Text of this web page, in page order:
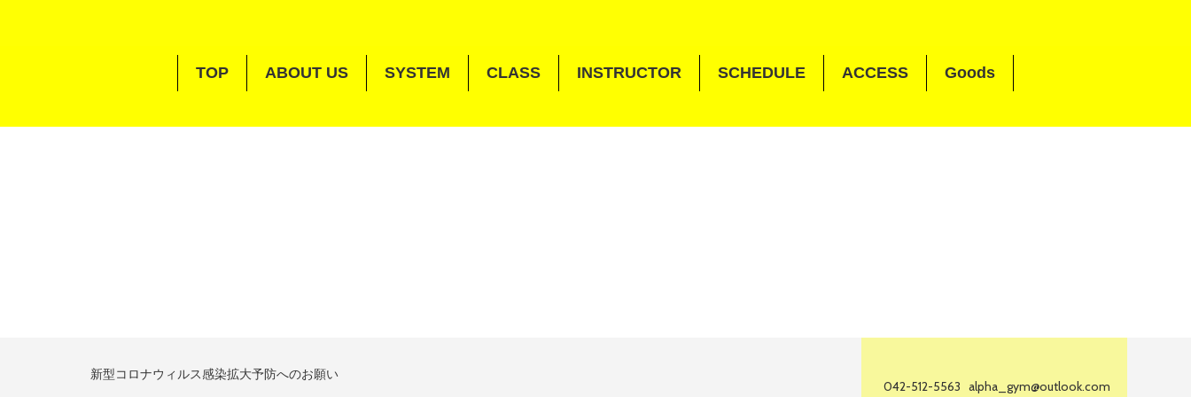
TOP ABOUT US SYSTEM CLASS INSTRUCTOR SCHEDULE ACCESS Goods
新型コロナウィルス感染拡大予防へのお願い
042-512-5563 alpha_gym@outlook.com